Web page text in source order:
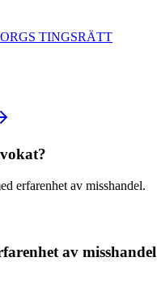
TINGSRÄTT
erfarenhet av misshandel.
av misshandel